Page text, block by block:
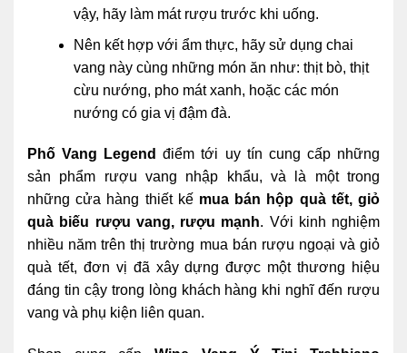
vậy, hãy làm mát rượu trước khi uống.
Nên kết hợp với ẩm thực, hãy sử dụng chai
vang này cùng những món ăn như: thịt bò, thịt
cừu nướng, pho mát xanh, hoặc các món
nướng có gia vị đậm đà.
Phố Vang Legend điểm tới uy tín cung cấp những
sản phẩm rượu vang nhập khẩu, và là một trong
những cửa hàng thiết kế mua bán hộp quà tết, giỏ
quà biếu rượu vang, rượu mạnh. Với kinh nghiệm
nhiều năm trên thị trường mua bán rượu ngoại và giỏ
quà tết, đơn vị đã xây dựng được một thương hiệu
đáng tin cậy trong lòng khách hàng khi nghĩ đến rượu
vang và phụ kiện liên quan.